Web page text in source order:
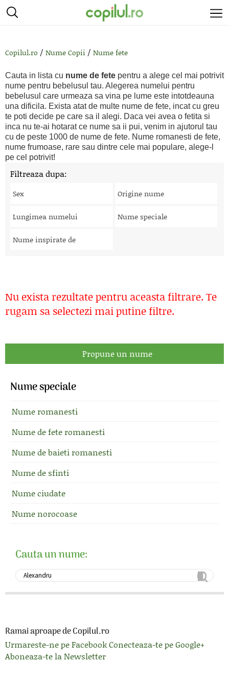
Copilul.ro / Nume Copii / Nume fete
Cauta in lista cu nume de fete pentru a alege cel mai potrivit
nume pentru bebelusul tau. Alegerea numelui pentru
bebelusul care urmeaza sa vina pe lume este intotdeauna
una dificila. Exista atat de multe nume de fete, incat cu greu
te poti decide pe care sa il alegi. Daca vei avea o fetita si
inca nu te-ai hotarat ce nume sa ii pui, venim in ajutorul tau
cu de peste 1000 de nume de fete. Nume romanesti de fete,
nume frumoase, rare sau dintre cele mai populare, alege-l
pe cel potrivit!
Filtreaza dupa:
Sex Origine nume
Lungimea numelui Nume speciale
Nume inspirate de
Nu exista rezultate pentru aceasta filtrare. Te
rugam sa selectezi mai putine filtre.
Propune un nume
Nume speciale
Nume romanesti
Nume de fete romanesti
Nume de baieti romanesti
Nume de sfinti
Nume ciudate
Nume norocoase
Cauta un nume:
Ramai aproape de Copilul.ro
Urmareste-ne pe FacebookConecteaza-te pe Google+
Aboneaza-te la Newsletter